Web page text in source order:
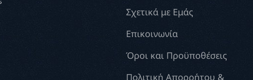
Σχετικά με Εμάς
Επικοινωνία
Όροι και Προϋποθέσεις
Πολιτική Απορρήτου &